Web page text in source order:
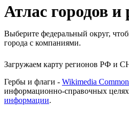
Атлас городов и
Выберите федеральный округ,
города с компаниями.
Загружаем карту регионов РФ и
Гербы и флаги - Wikimedia
информационно-справочных
информации.